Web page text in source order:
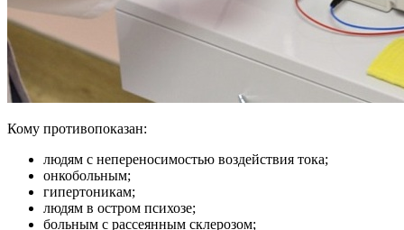
Кому противопоказан:
людям с непереносимостью воздействия тока;
онкобольным;
гипертоникам;
людям в остром психозе;
больным с рассеянным склерозом;